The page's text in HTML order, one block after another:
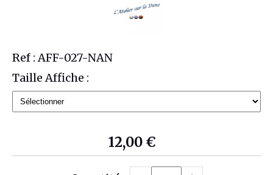
Ref : AFF-027-NAN
Taille Affiche :
12,00€